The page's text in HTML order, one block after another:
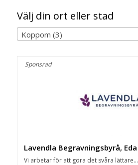
Välj din ort eller stad
Koppom (3)
Sponsrad
Lavendla Begravningsbyrå, Eda
Vi arbetar för att göra det svåra lättare...